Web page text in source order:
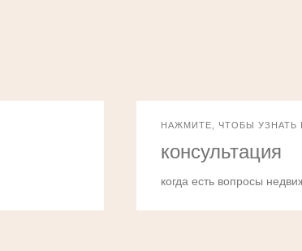
НАЖМИТЕ, ЧТОБЫ УЗНАТЬ
консультация
когда есть вопросы